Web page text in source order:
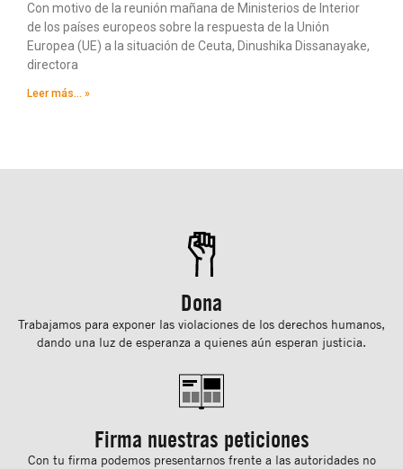
Con motivo de la reunión mañana de Ministerios de Interior
de los países europeos sobre la respuesta de la Unión
Europea (UE) a la situación de Ceuta, Dinushika Dissanayake,
directora
Leer más... »
Dona
Trabajamos para exponer las violaciones de los derechos humanos,
dando una luz de esperanza a quienes aún esperan justicia.
Firma nuestras peticiones
Con tu ﬁrma podemos presentarnos frente a las autoridades no